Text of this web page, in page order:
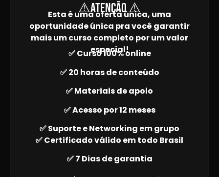
⚠️ATENÇÃO ⚠️
Esta é uma oferta única, uma
oportunidade única pra você garantir
mais um curso completo por um valor
especial!
✅ Curso 100% online
✅ 20 horas de conteúdo
✅ Materiais de apoio
✅ Acesso por 12 meses
✅ Suporte e Networking em grupo
✅ Certificado válido em todo Brasil
✅ 7 Dias de garantia